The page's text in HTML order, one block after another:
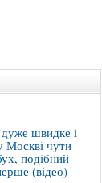
швидке і
Москві чути
подібний
(відео)